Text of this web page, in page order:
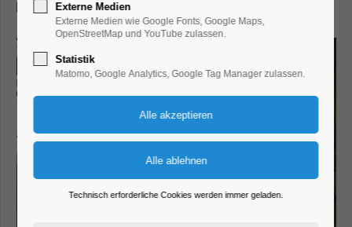
01.03.2026, 13:00–17:00
Externe Medien
Externe Medien wie Google Fonts, Google Maps,
OpenStreetMap und YouTube zulassen.
Statistik
Matomo, Google Analytics, Google Tag Manager zulassen.
Technisch erforderliche Cookies werden immer geladen.